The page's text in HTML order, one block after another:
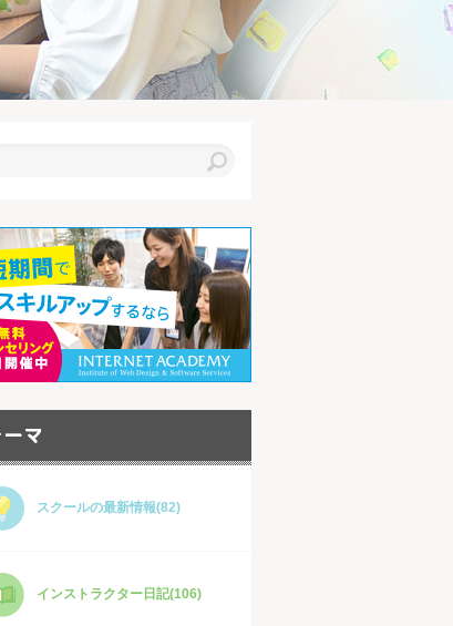
スクールの最新情報(82)
インストラクター日記(106)